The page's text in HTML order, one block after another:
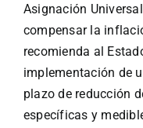
Asignación
compensar la
recomienda al
implementación de
plazo de reducción
específicas y